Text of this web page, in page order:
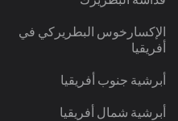
الإكسارخوس البطريركي في
أفريقيا
أبرشية جنوب أفريقيا
أبرشية شمال أفريقيا